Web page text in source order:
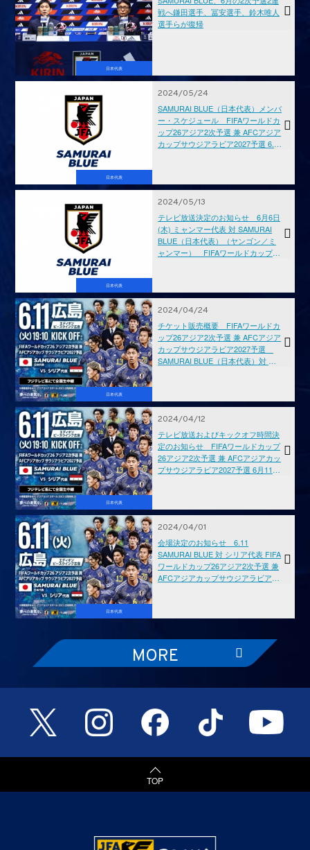
日本代表
戦へ鎌田選手、冨安選手、鈴木唯人
選手らが復帰
日本代表
2024/05/24
SAMURAI BLUE（日本代表）メンバ
ー・スケジュール FIFAワールドカ
ップ26アジア2次予選 兼 AFCアジア
カップサウジアラビア2027予選 6.6
日本代表
2024/05/13
テレビ放送決定のお知らせ 6月6日
(木) ミャンマー代表 対 SAMURAI
BLUE（日本代表）（ヤンゴン／ミ
ャンマー） FIFAワールドカップ26
日本代表
2024/04/24
チケット販売概要 FIFAワールドカ
ップ26アジア2次予選 兼 AFCアジア
カップサウジアラビア2027予選
SAMURAI BLUE（日本代表）対 シ
日本代表
2024/04/12
テレビ放送およびキックオフ時間決
定のお知らせ FIFAワールドカップ
26アジア2次予選 兼 AFCアジアカッ
プサウジアラビア2027予選 6月11日
日本代表
2024/04/01
会場決定のお知らせ 6.11
SAMURAI BLUE 対 シリア代表 FIFA
ワールドカップ26アジア2次予選 兼
AFCアジアカップサウジアラビア
MORE
TOP